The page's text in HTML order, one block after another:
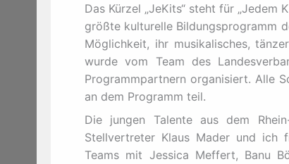
Das Kürzel „JeKits“ steht für „Jedem
größte kulturelle Bildungsprogramm
Möglichkeit, ihr musikalisches,
wurde vom Team des
Programmpartnern organisiert. Alle
an dem Programm teil.
Die jungen Talente aus dem
Stellvertreter Klaus Mader und ich
Teams mit Jessica Meffert, Banu